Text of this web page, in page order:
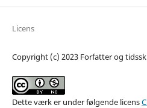
Licens
Copyright (c) 2023 Forfatter og
Dette værk er under følgende licens